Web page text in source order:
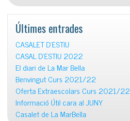
Últimes entrades
CASALET D’ESTIU
CASAL D’ESTIU 2022
El diari de La Mar Bella
Benvingut Curs 2021/22
Oferta Extraescolars Curs 2021/22
Informació Útil cara al JUNY
Casalet de La MarBella